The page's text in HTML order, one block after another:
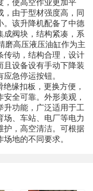
，使高空作业更加平
由于型材强度高，同
。该升降机配备了中德
成阀块，结构紧凑，系
磨高压液压油缸作为主
传动，结构合理，设计
且设备设有手动下降装
急停运按钮。
缘扣板，更换方便，
全可靠。外形美观，
升功能，广泛适用于工
场、车站、电厂等电力
护，高空清洁。可根据
地的不同要求。